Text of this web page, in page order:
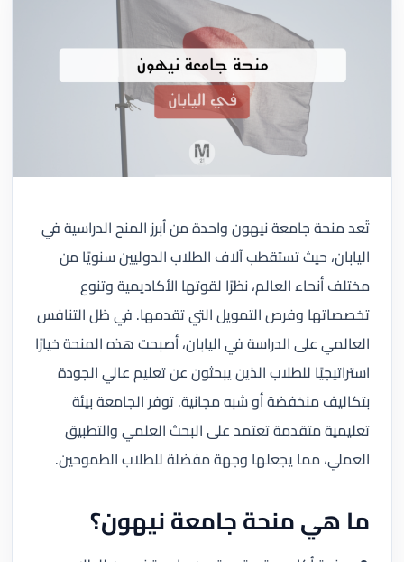
تُعد منحة جامعة نيهون واحدة من أبرز المنح الدراسية في
اليابان، حيث تستقطب آلاف الطلاب الدوليين سنويًا من
مختلف أنحاء العالم، نظرًا لقوتها الأكاديمية وتنوع
تخصصاتها وفرص التمويل التي تقدمها. في ظل التنافس
العالمي على الدراسة في اليابان، أصبحت هذه المنحة خيارًا
استراتيجيًا للطلاب الذين يبحثون عن تعليم عالي الجودة
بتكاليف منخفضة أو شبه مجانية. توفر الجامعة بيئة
تعليمية متقدمة تعتمد على البحث العلمي والتطبيق
العملي، مما يجعلها وجهة مفضلة للطلاب الطموحين.
ما هي منحة جامعة نيهون؟